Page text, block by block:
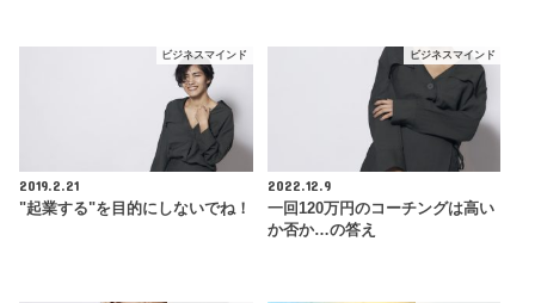
ビジネスマインド
2019.2.21
"起業する"を目的にしないでね！
ビジネスマインド
2022.12.9
一回120万円のコーチングは高い
か否か…の答え